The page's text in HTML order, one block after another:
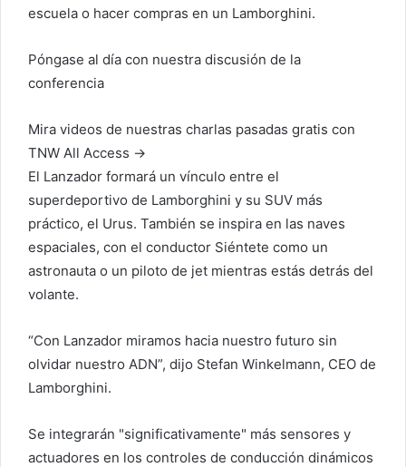
escuela o hacer compras en un Lamborghini.
Póngase al día con nuestra discusión de la
conferencia
Mira videos de nuestras charlas pasadas gratis con
TNW All Access →
El Lanzador formará un vínculo entre el
superdeportivo de Lamborghini y su SUV más
práctico, el Urus. También se inspira en las naves
espaciales, con el conductor Siéntete como un
astronauta o un piloto de jet mientras estás detrás del
volante.
“Con Lanzador miramos hacia nuestro futuro sin
olvidar nuestro ADN”, dijo Stefan Winkelmann, CEO de
Lamborghini.
Se integrarán "significativamente" más sensores y
actuadores en los controles de conducción dinámicos